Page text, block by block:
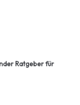
Ratgeber für